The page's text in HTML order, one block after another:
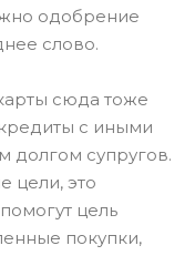
одобрение
слово.
сюда тоже
с иными
долгом супругов.
цели, это
цель
покупки,